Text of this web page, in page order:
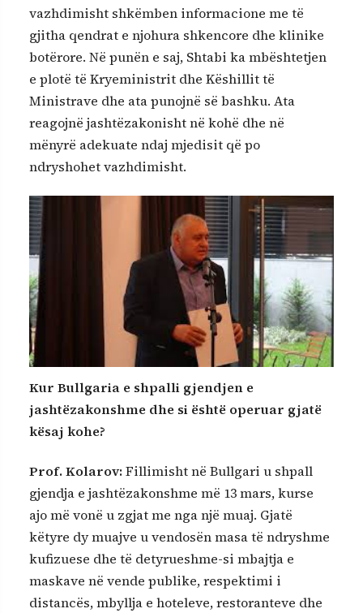
vazhdimisht shkëmben informacione me të
gjitha qendrat e njohura shkencore dhe klinike
botërore. Në punën e saj, Shtabi ka mbështetjen
e plotë të Kryeministrit dhe Këshillit të
Ministrave dhe ata punojnë së bashku. Ata
reagojnë jashtëzakonisht në kohë dhe në
mënyrë adekuate ndaj mjedisit që po
ndryshohet vazhdimisht.
Kur Bullgaria e shpalli gjendjen e
jashtëzakonshme dhe si është operuar gjatë
kësaj kohe?
Prof. Kolarov: Fillimisht në Bullgari u shpall
gjendja e jashtëzakonshme më 13 mars, kurse
ajo më vonë u zgjat me nga një muaj. Gjatë
këtyre dy muajve u vendosën masa të ndryshme
kufizuese dhe të detyrueshme-si mbajtja e
maskave në vende publike, respektimi i
distancës, mbyllja e hoteleve, restoranteve dhe